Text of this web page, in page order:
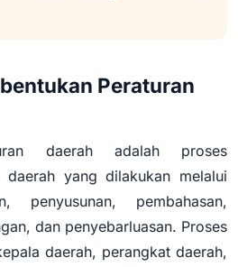
Peraturan
daerah adalah proses
daerah yang dilakukan melalui
penyusunan, pembahasan,
dan penyebarluasan. Proses
daerah, perangkat daerah,